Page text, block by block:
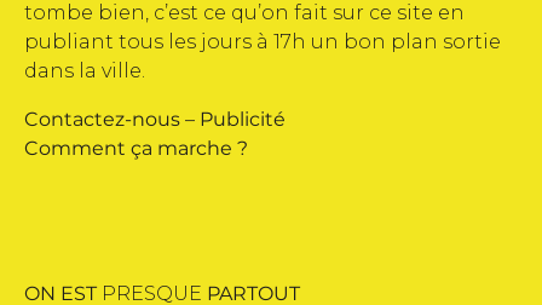
tombe bien, c’est ce qu’on fait sur ce site en
publiant tous les jours à 17h un bon plan sortie
dans la ville.
Contactez-nous – Publicité
Comment ça marche ?
ON EST PRESQUE PARTOUT